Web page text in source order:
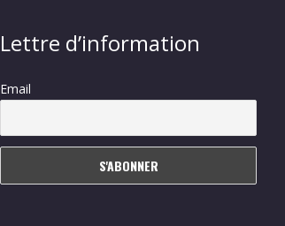
Lettre d’information
Email